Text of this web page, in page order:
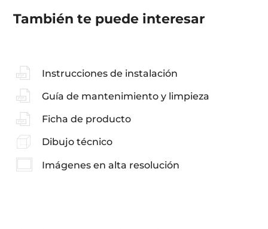
También te puede interesar
Instrucciones de instalación
Guía de mantenimiento y limpieza
Ficha de producto
Dibujo técnico
Imágenes en alta resolución